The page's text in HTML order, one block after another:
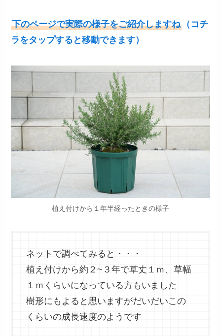
下のページで実際の様子をご紹介しますね （コチ
ラをタップすると移動できます）
植え付けから１年半経ったときの様子
ネットで調べてみると・・・
植え付けから約２~３年で草丈１ｍ、草幅
１ｍくらいになっている方もいました
樹形にもよると思いますがだいだいこの
くらいの成長速度のようです